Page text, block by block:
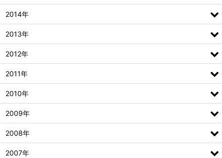
2014年
2013年
2012年
2011年
2010年
2009年
2008年
2007年